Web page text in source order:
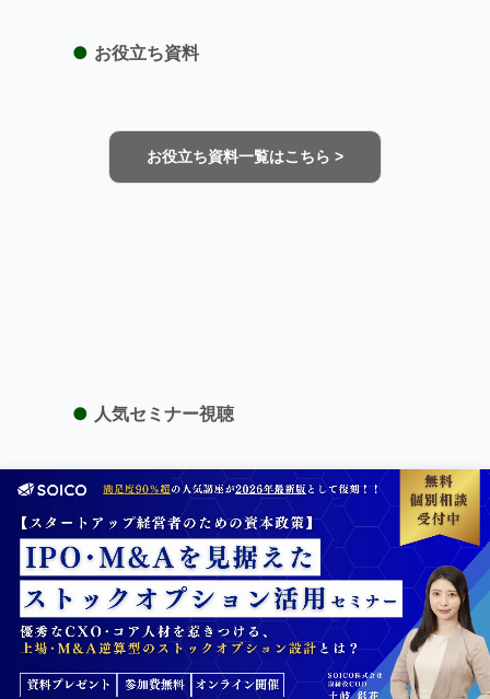
● お役立ち資料
お役立ち資料一覧はこちら >
● 人気セミナー視聴